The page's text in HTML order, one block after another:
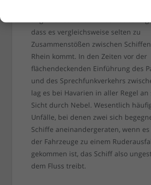
dass es vergleichsweise selten zu
Zusammenstößen zwischen
Rhein kommt. In den Zeiten vor der
flächendeckenden Einführung des
und des Sprechfunkverkehrs
lag es bei Havarien in aller Regel
Sicht durch Nebel. Wesentlich
Unfälle, bei denen zwei sich
Schiffe aneinandergeraten, wenn
der Fahrzeuge zu einem
gekommen ist, das Schiff also
dem Fluss treibt.